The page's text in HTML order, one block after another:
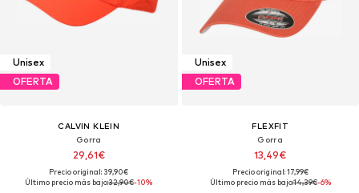
Unisex
OFERTA
CALVIN KLEIN
Gorra
29,61€
Precio original: 39,90€
Último precio más bajo:32,90€-10%
Unisex
OFERTA
FLEXFIT
Gorra
13,49€
Precio original: 17,99€
Último precio más bajo:14,39€-6%